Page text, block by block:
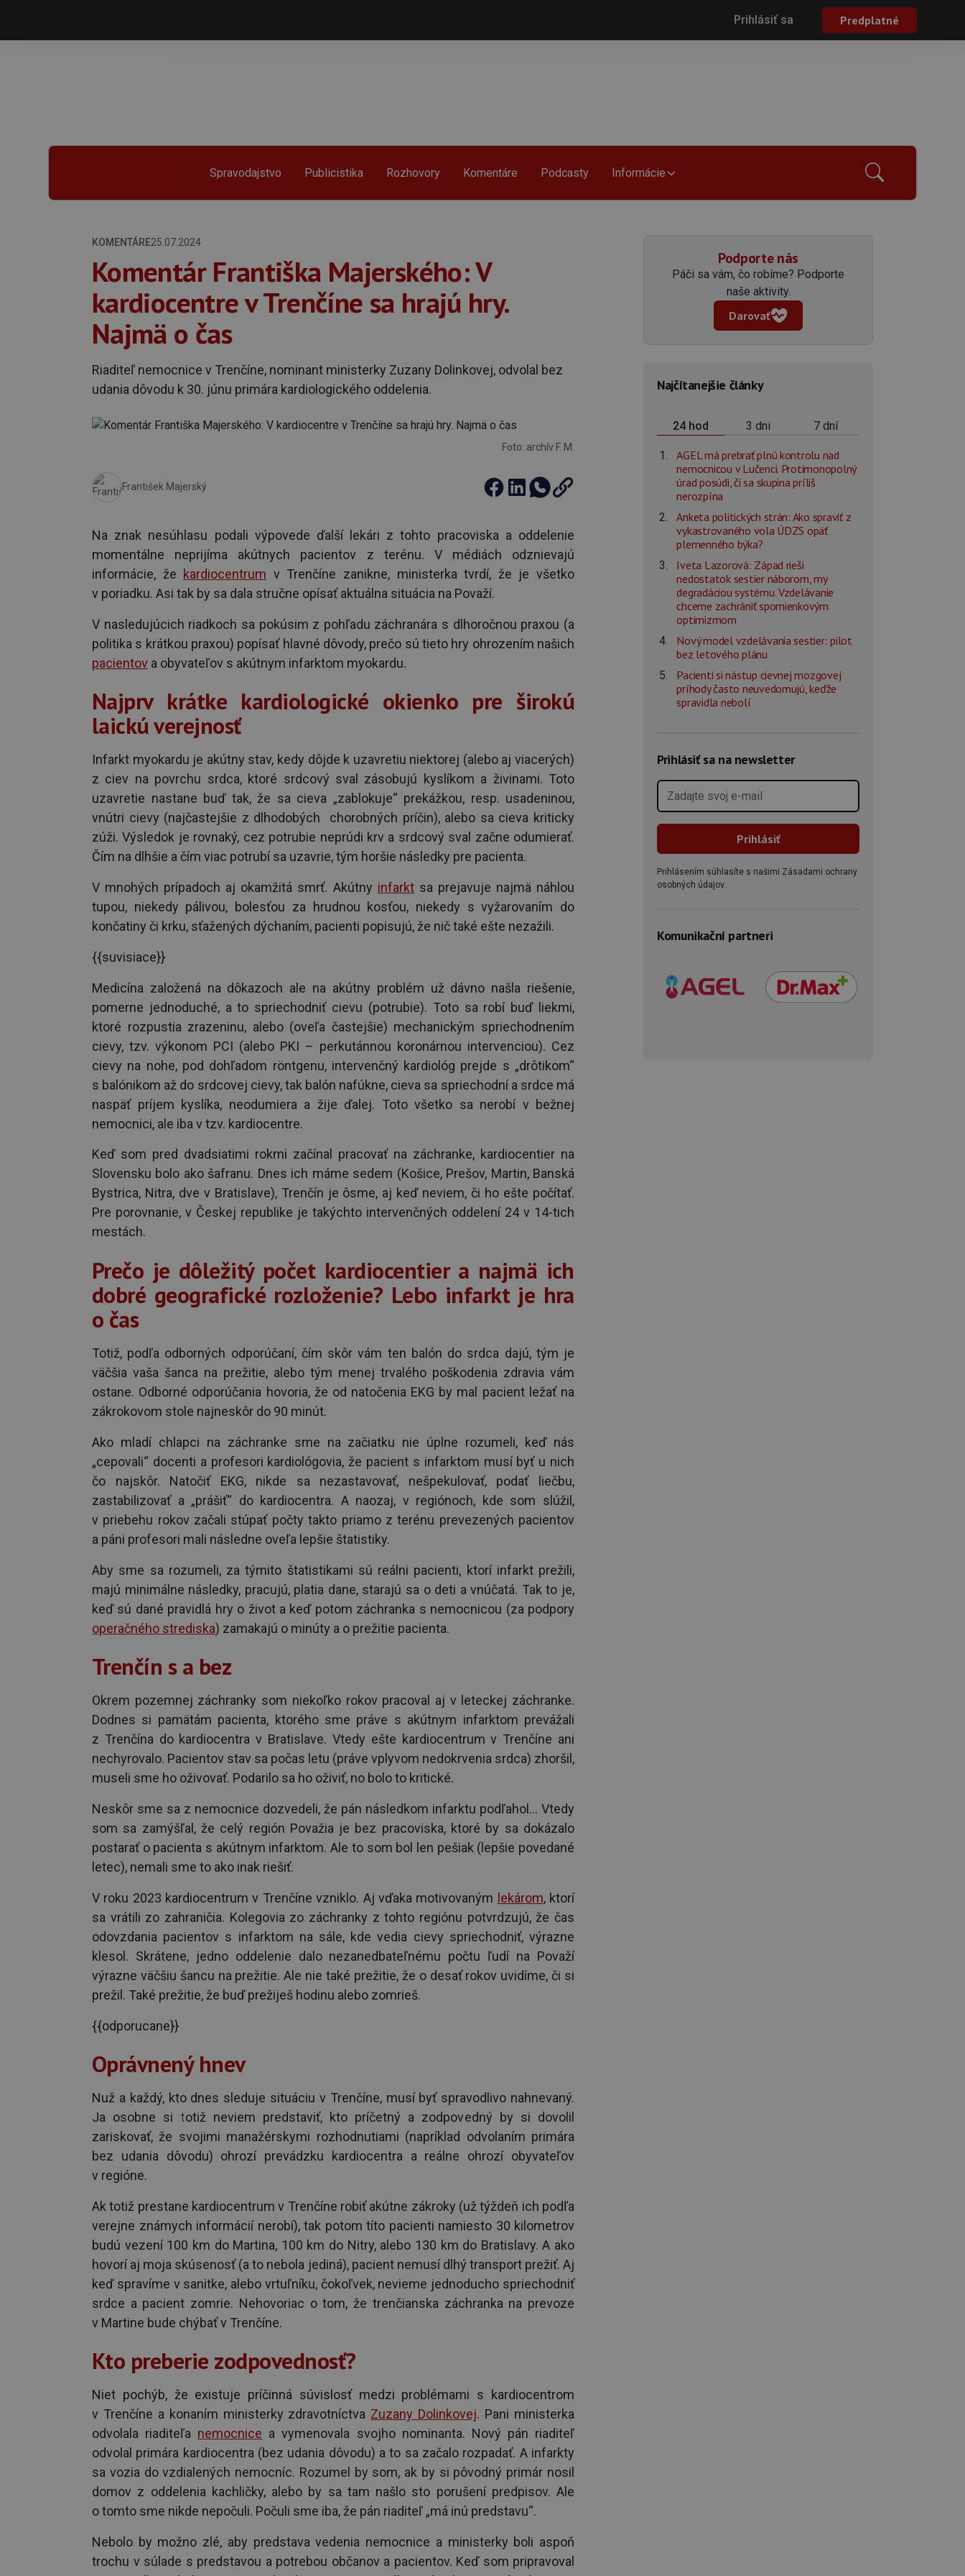
Prihlásiť sa Predplatné
Spravodajstvo Publicistika Rozhovory Komentáre Podcasty Informácie
KOMENTÁRE25.07.2024
Komentár Františka Majerského: V
kardiocentre v Trenčíne sa hrajú hry.
Najmä o čas
Riaditeľ nemocnice v Trenčíne, nominant ministerky Zuzany Dolinkovej, odvolal bez
udania dôvodu k 30. júnu primára kardiologického oddelenia.
Foto: archív F. M.
František Majerský
Na znak nesúhlasu podali výpovede ďalší lekári z tohto pracoviska a oddelenie
momentálne neprijíma akútnych pacientov z terénu. V médiách odznievajú
informácie, že kardiocentrum v Trenčíne zanikne, ministerka tvrdí, že je všetko
v poriadku. Asi tak by sa dala stručne opísať aktuálna situácia na Považí.
V nasledujúcich riadkoch sa pokúsim z pohľadu záchranára s dlhoročnou praxou (a
politika s krátkou praxou) popísať hlavné dôvody, prečo sú tieto hry ohrozením našich
pacientov a obyvateľov s akútnym infarktom myokardu.
Najprv krátke kardiologické okienko pre širokú
laickú verejnosť
Infarkt myokardu je akútny stav, kedy dôjde k uzavretiu niektorej (alebo aj viacerých)
z ciev na povrchu srdca, ktoré srdcový sval zásobujú kyslíkom a živinami. Toto
uzavretie nastane buď tak, že sa cieva „zablokuje“ prekážkou, resp. usadeninou,
vnútri cievy (najčastejšie z dlhodobých chorobných príčin), alebo sa cieva kriticky
zúži. Výsledok je rovnaký, cez potrubie neprúdi krv a srdcový sval začne odumierať.
Čím na dlhšie a čím viac potrubí sa uzavrie, tým horšie následky pre pacienta.
V mnohých prípadoch aj okamžitá smrť. Akútny infarktsa prejavuje najmä náhlou
tupou, niekedy pálivou, bolesťou za hrudnou kosťou, niekedy s vyžarovaním do
končatiny či krku, sťažených dýchaním, pacienti popisujú, že nič také ešte nezažili.
{{suvisiace}}
Medicína založená na dôkazoch ale na akútny problém už dávno našla riešenie,
pomerne jednoduché, a to spriechodniť cievu (potrubie). Toto sa robí buď liekmi,
ktoré rozpustia zrazeninu, alebo (oveľa častejšie) mechanickým spriechodnením
cievy, tzv. výkonom PCI (alebo PKI – perkutánnou koronárnou intervenciou). Cez
cievy na nohe, pod dohľadom röntgenu, intervenčný kardiológ prejde s „drôtikom“
s balónikom až do srdcovej cievy, tak balón nafúkne, cieva sa spriechodní a srdce má
naspäť príjem kyslíka, neodumiera a žije ďalej. Toto všetko sa nerobí v bežnej
nemocnici, ale iba v tzv. kardiocentre.
Keď som pred dvadsiatimi rokmi začínal pracovať na záchranke, kardiocentier na
Slovensku bolo ako šafranu. Dnes ich máme sedem (Košice, Prešov, Martin, Banská
Bystrica, Nitra, dve v Bratislave), Trenčín je ôsme, aj keď neviem, či ho ešte počítať.
Pre porovnanie, v Českej republike je takýchto intervenčných oddelení 24 v 14-tich
mestách.
Prečo je dôležitý počet kardiocentier a najmä ich
dobré geografické rozloženie? Lebo infarkt je hra
o čas
Totiž, podľa odborných odporúčaní, čím skôr vám ten balón do srdca dajú, tým je
väčšia vaša šanca na prežitie, alebo tým menej trvalého poškodenia zdravia vám
ostane. Odborné odporúčania hovoria, že od natočenia EKG by mal pacient ležať na
zákrokovom stole najneskôr do 90 minút.
Ako mladí chlapci na záchranke sme na začiatku nie úplne rozumeli, keď nás
„cepovali“ docenti a profesori kardiológovia, že pacient s infarktom musí byť u nich
čo najskôr. Natočiť EKG, nikde sa nezastavovať, nešpekulovať, podať liečbu,
zastabilizovať a „prášiť“ do kardiocentra. A naozaj, v regiónoch, kde som slúžil,
v priebehu rokov začali stúpať počty takto priamo z terénu prevezených pacientov
a páni profesori mali následne oveľa lepšie štatistiky.
Aby sme sa rozumeli, za týmito štatistikami sú reálni pacienti, ktorí infarkt prežili,
majú minimálne následky, pracujú, platia dane, starajú sa o deti a vnúčatá. Tak to je,
keď sú dané pravidlá hry o život a keď potom záchranka s nemocnicou (za podpory
operačného strediska) zamakajú o minúty a o prežitie pacienta.
Trenčín s a bez
Okrem pozemnej záchranky som niekoľko rokov pracoval aj v leteckej záchranke.
Dodnes si pamätám pacienta, ktorého sme práve s akútnym infarktom prevážali
z Trenčína do kardiocentra v Bratislave. Vtedy ešte kardiocentrum v Trenčíne ani
nechyrovalo. Pacientov stav sa počas letu (práve vplyvom nedokrvenia srdca) zhoršil,
museli sme ho oživovať. Podarilo sa ho oživiť, no bolo to kritické.
Neskôr sme sa z nemocnice dozvedeli, že pán následkom infarktu podľahol... Vtedy
som sa zamýšľal, že celý región Považia je bez pracoviska, ktoré by sa dokázalo
postarať o pacienta s akútnym infarktom. Ale to som bol len pešiak (lepšie povedané
letec), nemali sme to ako inak riešiť.
V roku 2023 kardiocentrum v Trenčíne vzniklo. Aj vďaka motivovaným lekárom, ktorí
sa vrátili zo zahraničia. Kolegovia zo záchranky z tohto regiónu potvrdzujú, že čas
odovzdania pacientov s infarktom na sále, kde vedia cievy spriechodniť, výrazne
klesol. Skrátene, jedno oddelenie dalo nezanedbateľnému počtu ľudí na Považí
výrazne väčšiu šancu na prežitie. Ale nie také prežitie, že o desať rokov uvidíme, či si
prežil. Také prežitie, že buď prežiješ hodinu alebo zomrieš.
{{odporucane}}
Oprávnený hnev
Nuž a každý, kto dnes sleduje situáciu v Trenčíne, musí byť spravodlivo nahnevaný.
Ja osobne si totiž neviem predstaviť, kto príčetný a zodpovedný by si dovolil
zariskovať, že svojimi manažérskymi rozhodnutiami (napríklad odvolaním primára
bez udania dôvodu) ohrozí prevádzku kardiocentra a reálne ohrozí obyvateľov
v regióne.
Ak totiž prestane kardiocentrum v Trenčíne robiť akútne zákroky (už týždeň ich podľa
verejne známych informácií nerobí), tak potom títo pacienti namiesto 30 kilometrov
budú vezení 100 km do Martina, 100 km do Nitry, alebo 130 km do Bratislavy. A ako
hovorí aj moja skúsenosť (a to nebola jediná), pacient nemusí dlhý transport prežiť. Aj
keď spravíme v sanitke, alebo vrtuľníku, čokoľvek, nevieme jednoducho spriechodniť
srdce a pacient zomrie. Nehovoriac o tom, že trenčianska záchranka na prevoze
v Martine bude chýbať v Trenčíne.
Kto preberie zodpovednosť?
Niet pochýb, že existuje príčinná súvislosť medzi problémami s kardiocentrom
v Trenčíne a konaním ministerky zdravotníctva Zuzany Dolinkovej. Pani ministerka
odvolala riaditeľa nemocnice a vymenovala svojho nominanta. Nový pán riaditeľ
odvolal primára kardiocentra (bez udania dôvodu) a to sa začalo rozpadať. A infarkty
sa vozia do vzdialených nemocníc. Rozumel by som, ak by si pôvodný primár nosil
domov z oddelenia kachličky, alebo by sa tam našlo sto porušení predpisov. Ale
o tomto sme nikde nepočuli. Počuli sme iba, že pán riaditeľ „má inú predstavu“.
Nebolo by možno zlé, aby predstava vedenia nemocnice a ministerky boli aspoň
trochu v súlade s predstavou a potrebou občanov a pacientov. Keď som pripravoval
Podporte nás
Páči sa vám, čo robíme? Podporte
naše aktivity.
Darovať
Najčítanejšie články
24 hod 3 dni 7 dní
AGEL má prebrať plnú kontrolu nad
nemocnicou v Lučenci. Protimonopolný
úrad posúdi, či sa skupina príliš
nerozpína
Anketa politických strán: Ako spraviť z
vykastrovaného vola ÚDZS opäť
plemenného býka?
Iveta Lazorová: Západ rieši
nedostatok sestier náborom, my
degradáciou systému. Vzdelávanie
chceme zachrániť spomienkovým
optimizmom
Nový model vzdelávania sestier: pilot
bez letového plánu
Pacienti si nástup cievnej mozgovej
príhody často neuvedomujú, keďže
spravidla nebolí
Prihlásiť sa na newsletter
Prihlásením súhlasíte s našimi Zásadami ochrany
osobných údajov.
Komunikační partneri